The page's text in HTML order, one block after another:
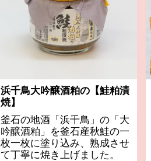
浜千鳥大吟醸酒粕の【鮭粕漬
焼】
釜石の地酒「浜千鳥」の「大
吟醸酒粕」を釜石産秋鮭の一
枚一枚に塗り込み、熟成させ
て丁寧に焼き上げました。